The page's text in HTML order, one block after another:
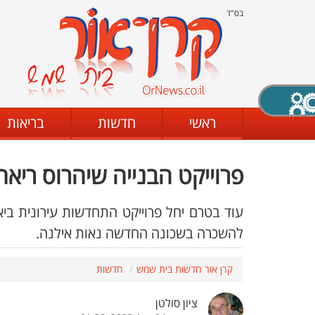
בס"ד
ראשי חדשות בריאות
פרוייקט הבנייה שיהרוס
להשכרה בשכונה החדשה נאות אילנה.
קרן אור חדשות בית שמש חדשות
ציון סולטן
X סגירה
מצב שחור - לבן קביעת ניגודיות